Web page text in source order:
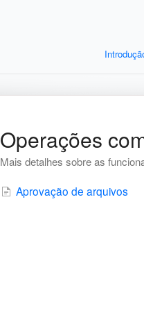
Operações
Mais detalhes sobre as
Aprovação de arquivos